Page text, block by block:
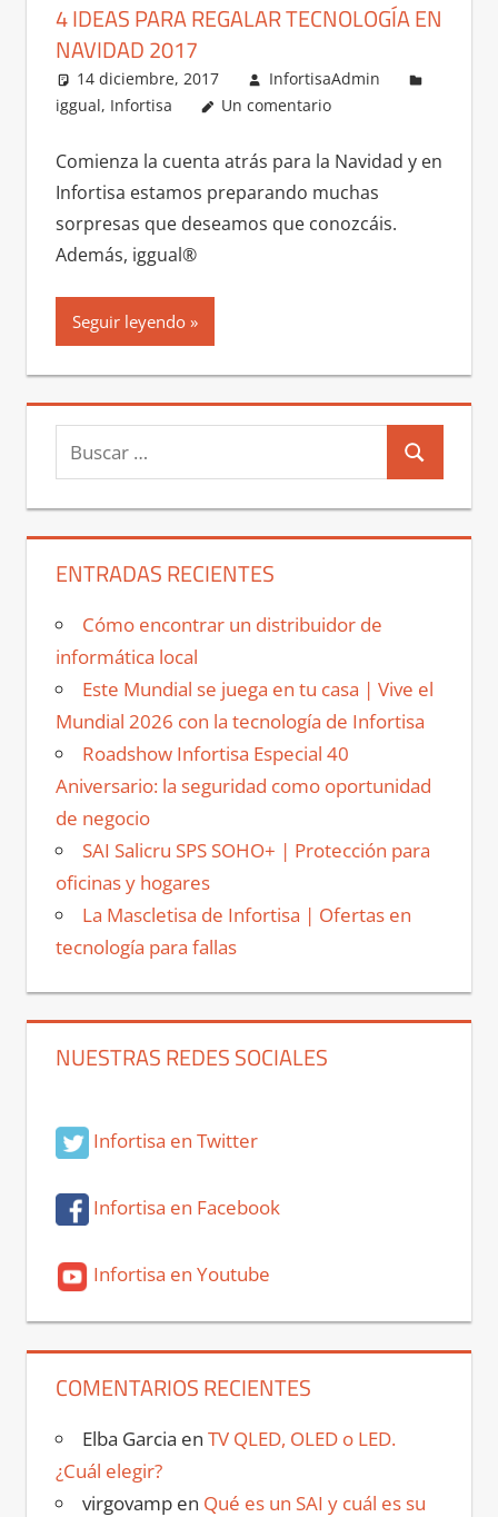
4 IDEAS PARA REGALAR TECNOLOGÍA EN
NAVIDAD 2017
14 diciembre, 2017
InfortisaAdmin
iggual, Infortisa Un comentario
Comienza la cuenta atrás para la Navidad y en
Infortisa estamos preparando muchas
sorpresas que deseamos que conozcáis.
Además, iggual®
Seguir leyendo
Buscar:
Buscar
ENTRADAS RECIENTES
Cómo encontrar un distribuidor de
informática local
Este Mundial se juega en tu casa | Vive el
Mundial 2026 con la tecnología de Infortisa
Roadshow Infortisa Especial 40
Aniversario: la seguridad como oportunidad
de negocio
SAI Salicru SPS SOHO+ | Protección para
oficinas y hogares
La Mascletisa de Infortisa | Ofertas en
tecnología para fallas
NUESTRAS REDES SOCIALES
Infortisa en Twitter
Infortisa en Facebook
Infortisa en Youtube
COMENTARIOS RECIENTES
Elba Garcia en TV QLED, OLED o LED.
¿Cuál elegir?
virgovampen Qué es un SAI y cuál es su